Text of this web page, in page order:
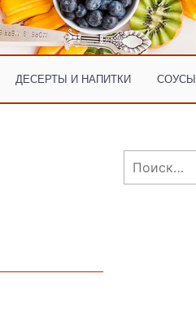
ДЕСЕРТЫ И НАПИТКИ СОУСЫ
Найти: